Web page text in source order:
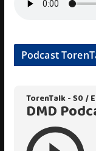
Podcast